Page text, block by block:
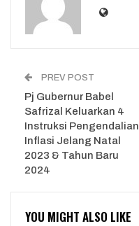
PREV POST
Pj Gubernur Babel
Safrizal Keluarkan 4
Instruksi Pengendalian
Inflasi Jelang Natal
2023 & Tahun Baru
2024
YOU MIGHT ALSO LIKE